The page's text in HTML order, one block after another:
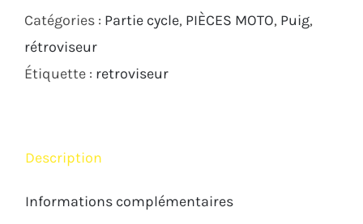
Catégories : Partie cycle PIÈCES MOTO Puig
rétroviseur
Étiquette : retroviseur
Description
Informations complémentaires